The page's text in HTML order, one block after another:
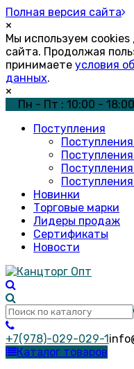
Полная версия сайта
×
Мы используем
сайта. Продолжая
принимаете условия
данных.
×
Пн - Пт : 10:00 - 18:00
Поступления
Новинки
Торговые марки
Лидеры продаж
Сертификаты
Новости
+7(978)-029-029-1
Каталог товаров